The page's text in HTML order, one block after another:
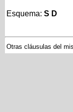
Esquema: S D
Otras cláusulas del